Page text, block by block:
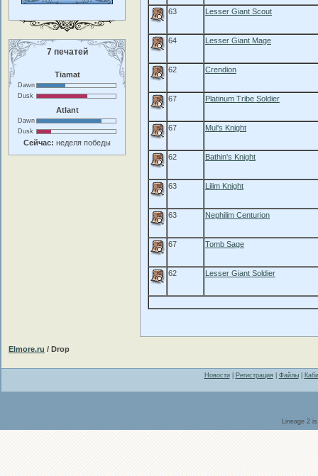
7 печатей
Tiamat
Dawn
Dusk
Atlant
Dawn
Dusk
Сейчас: неделя победы
63 Lesser Giant Scout
64 Lesser Giant Mage
62 Crendion
67 Platinum Tribe Soldier
67 Mul's Knight
62 Bathin's Knight
63 Lilim Knight
63 Nephilim Centurion
67 Tomb Sage
62 Lesser Giant Soldier
Elmore.ru / Drop
Новости| Регистрация| Файлы|
Lineage 2